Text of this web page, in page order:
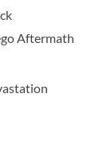
Aftermath